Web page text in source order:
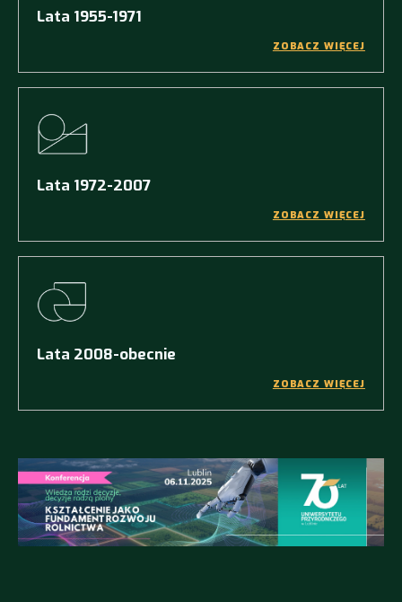
Lata 1955-1971
ZOBACZ WIĘCEJ
Lata 1972-2007
ZOBACZ WIĘCEJ
Lata 2008-obecnie
ZOBACZ WIĘCEJ